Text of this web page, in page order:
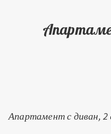
Апартамент с диван,